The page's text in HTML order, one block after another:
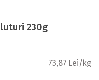
230g
73,87 Lei/kg